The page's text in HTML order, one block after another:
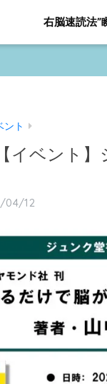
右脳速読法”
ント
イベント】
04/12